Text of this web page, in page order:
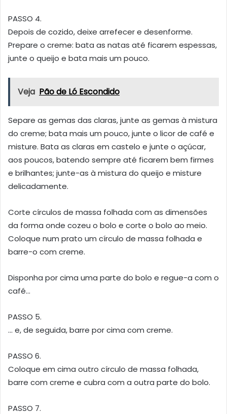
PASSO 4.
Depois de cozido, deixe arrefecer e desenforme.
Prepare o creme: bata as natas até ficarem espessas,
junte o queijo e bata mais um pouco.
Veja Pão de Ló Escondido
Separe as gemas das claras, junte as gemas à mistura
do creme; bata mais um pouco, junte o licor de café e
misture. Bata as claras em castelo e junte o açúcar,
aos poucos, batendo sempre até ficarem bem firmes
e brilhantes; junte-as à mistura do queijo e misture
delicadamente.
Corte círculos de massa folhada com as dimensões
da forma onde cozeu o bolo e corte o bolo ao meio.
Coloque num prato um círculo de massa folhada e
barre-o com creme.
Disponha por cima uma parte do bolo e regue-a com o
café…
PASSO 5.
… e, de seguida, barre por cima com creme.
PASSO 6.
Coloque em cima outro círculo de massa folhada,
barre com creme e cubra com a outra parte do bolo.
PASSO 7.